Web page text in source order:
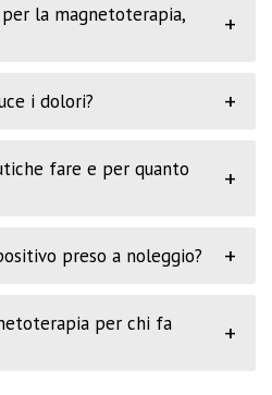
la magnetoterapia,
+
i dolori? +
fare e per quanto
+
preso a noleggio? +
per chi fa
+